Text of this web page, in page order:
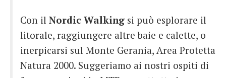
Con il Nordic Walking si può esplorare il
litorale, raggiungere altre baie e calette, o
inerpicarsi sul Monte Gerania, Area Protetta
Natura 2000. Suggeriamo ai nostri ospiti di